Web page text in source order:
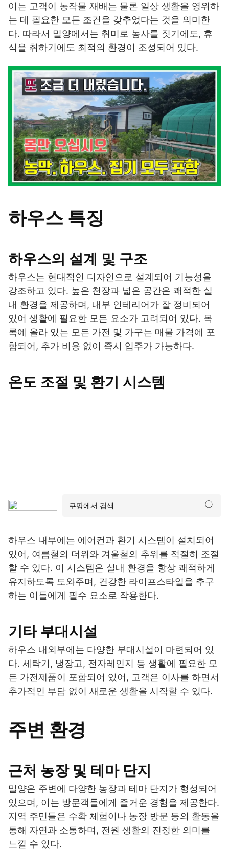
이는 고객이 농작물 재배는 물론 일상 생활을 영위하
는 데 필요한 모든 조건을 갖추었다는 것을 의미한
다. 따라서 밀양에서는 취미로 농사를 짓기에도, 휴
식을 취하기에도 최적의 환경이 조성되어 있다.
하우스 특징
하우스의 설계 및 구조
하우스는 현대적인 디자인으로 설계되어 기능성을
강조하고 있다. 높은 천장과 넓은 공간은 쾌적한 실
내 환경을 제공하며, 내부 인테리어가 잘 정비되어
있어 생활에 필요한 모든 요소가 고려되어 있다. 목
록에 올라 있는 모든 가전 및 가구는 매물 가격에 포
함되어, 추가 비용 없이 즉시 입주가 가능하다.
온도 조절 및 환기 시스템
하우스 내부에는 에어컨과 환기 시스템이 설치되어
있어, 여름철의 더위와 겨울철의 추위를 적절히 조절
할 수 있다. 이 시스템은 실내 환경을 항상 쾌적하게
유지하도록 도와주며, 건강한 라이프스타일을 추구
하는 이들에게 필수 요소로 작용한다.
기타 부대시설
하우스 내외부에는 다양한 부대시설이 마련되어 있
다. 세탁기, 냉장고, 전자레인지 등 생활에 필요한 모
든 가전제품이 포함되어 있어, 고객은 이사를 하면서
추가적인 부담 없이 새로운 생활을 시작할 수 있다.
주변 환경
근처 농장 및 테마 단지
밀양은 주변에 다양한 농장과 테마 단지가 형성되어
있으며, 이는 방문객들에게 즐거운 경험을 제공한다.
지역 주민들은 수확 체험이나 농장 방문 등의 활동을
통해 자연과 소통하며, 전원 생활의 진정한 의미를
느낄 수 있다.